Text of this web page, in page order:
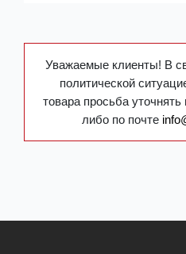
Уважаемые клиенты! В
политической
товара просьба уточнять
либо по почте